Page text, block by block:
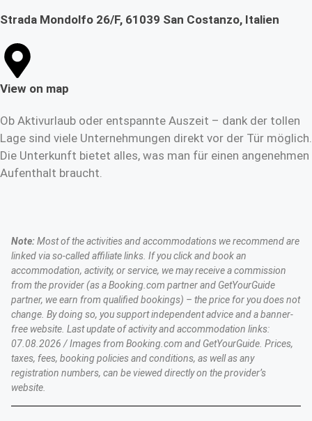
Strada Mondolfo 26/F, 61039 San Costanzo, Italien
View on map
Ob Aktivurlaub oder entspannte Auszeit – dank der tollen
Lage sind viele Unternehmungen direkt vor der Tür möglich.
Die Unterkunft bietet alles, was man für einen angenehmen
Aufenthalt braucht.
Note:Most of the activities and accommodations we recommend are
linked via so-called affiliate links. If you click and book an
accommodation, activity, or service, we may receive a commission
from the provider (as a Booking.com partner and GetYourGuide
partner, we earn from qualified bookings) – the price for you does not
change. By doing so, you support independent advice and a banner-
free website. Last update of activity and accommodation links:
07.08.2026 / Images from Booking.com and GetYourGuide. Prices,
taxes, fees, booking policies and conditions, as well as any
registration numbers, can be viewed directly on the provider’s
website.